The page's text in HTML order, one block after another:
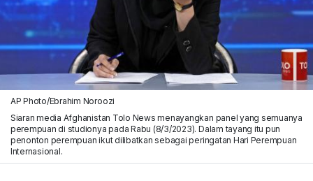
AP Photo/Ebrahim Noroozi
Siaran media Afghanistan Tolo News menayangkan panel yang semuanya
perempuan di studionya pada Rabu (8/3/2023). Dalam tayang itu pun
penonton perempuan ikut dilibatkan sebagai peringatan Hari Perempuan
Internasional.